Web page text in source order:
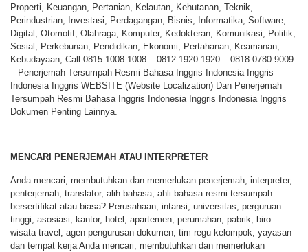
Properti, Keuangan, Pertanian, Kelautan, Kehutanan, Teknik,
Perindustrian, Investasi, Perdagangan, Bisnis, Informatika, Software,
Digital, Otomotif, Olahraga, Komputer, Kedokteran, Komunikasi, Politik,
Sosial, Perkebunan, Pendidikan, Ekonomi, Pertahanan, Keamanan,
Kebudayaan, Call 0815 1008 1008 – 0812 1920 1920 – 0818 0780 9009
– Penerjemah Tersumpah Resmi Bahasa Inggris Indonesia Inggris
Indonesia Inggris WEBSITE (Website Localization) Dan Penerjemah
Tersumpah Resmi Bahasa Inggris Indonesia Inggris Indonesia Inggris
Dokumen Penting Lainnya.
MENCARI PENERJEMAH ATAU INTERPRETER
Anda mencari, membutuhkan dan memerlukan penerjemah, interpreter,
penterjemah, translator, alih bahasa, ahli bahasa resmi tersumpah
bersertifikat atau biasa? Perusahaan, intansi, universitas, perguruan
tinggi, asosiasi, kantor, hotel, apartemen, perumahan, pabrik, biro
wisata travel, agen pengurusan dokumen, tim regu kelompok, yayasan
dan tempat kerja Anda mencari, membutuhkan dan memerlukan